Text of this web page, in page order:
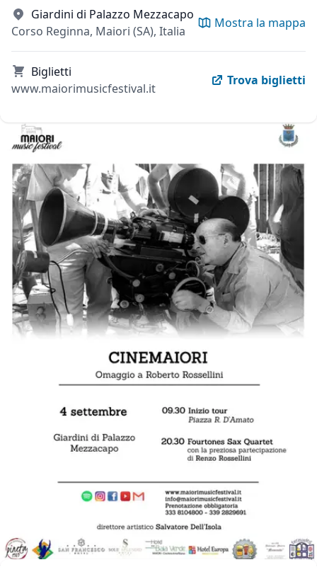
Giardini di Palazzo Mezzacapo
Corso Reginna, Maiori (SA), Italia
Mostra la mappa
Biglietti
www.maiorimusicfestival.it
Trova biglietti